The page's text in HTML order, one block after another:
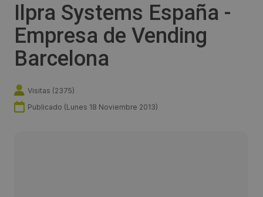
Ilpra Systems España -
Empresa de Vending
Barcelona
Visitas (2375)
Publicado (Lunes 18 Noviembre 2013)